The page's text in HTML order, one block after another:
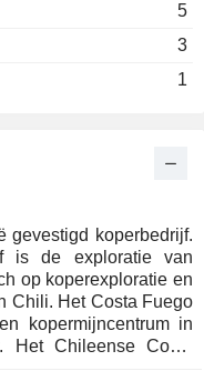
5
3
1
gevestigd koperbedrijf.
is de exploratie van
op koperexploratie en
Chili. Het Costa Fuego
kopermijncentrum in
Chileense Costa